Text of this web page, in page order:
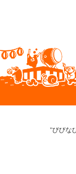
"びびな